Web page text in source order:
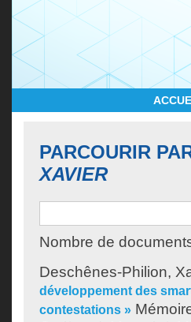
PARCOURIR
XAVIER
Nombre de
Deschênes-Philion,
développement des
contestations »